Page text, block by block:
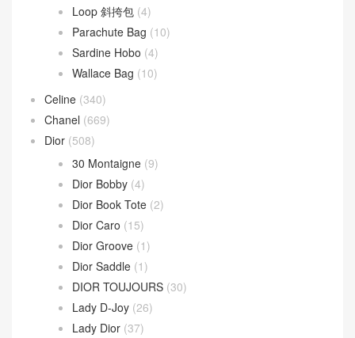
Loop 斜挎包 (4)
Parachute Bag (10)
Sardine Hobo (4)
Wallace Bag (10)
Celine (340)
Chanel (669)
Dior (508)
30 Montaigne (9)
Dior Bobby (4)
Dior Book Tote (2)
Dior Caro (15)
Dior Groove (1)
Dior Saddle (1)
DIOR TOUJOURS (30)
Lady D-Joy (26)
Lady Dior (37)